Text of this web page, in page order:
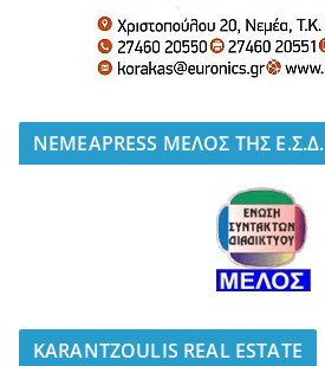
NEMEAPRESS ΜΕΛΟΣ ΤΗΣ Ε.Σ.Δ.
KARANTZOULIS REAL ESTATE